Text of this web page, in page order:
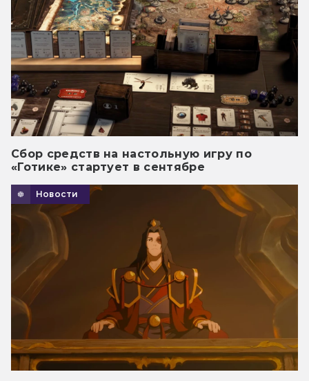
Сбор средств на настольную игру по
«Готике» стартует в сентябре
Новости